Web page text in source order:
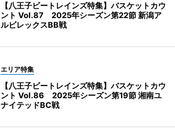
【八王子ビートレインズ特集】バスケットカウ
ント Vol.87 2025年シーズン第22節 新潟ア
ルビレックスBB戦
エリア特集
【八王子ビートレインズ特集】バスケットカウ
ント Vol.86 2025年シーズン第19節 湘南ユ
ナイテッドBC戦